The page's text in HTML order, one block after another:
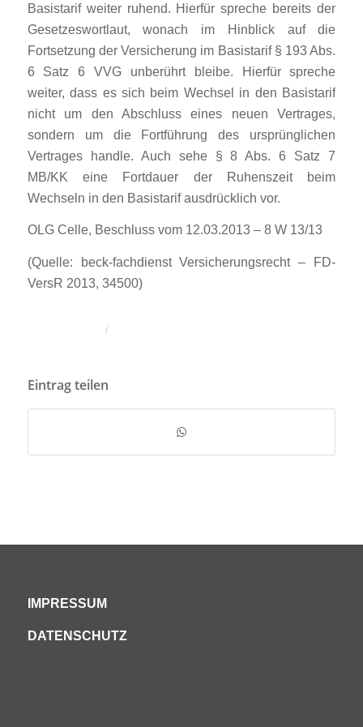
Basistarif weiter ruhend. Hierfür spreche bereits der
Gesetzeswortlaut, wonach im Hinblick auf die
Fortsetzung der Versicherung im Basistarif § 193 Abs.
6 Satz 6 VVG unberührt bleibe. Hierfür spreche
weiter, dass es sich beim Wechsel in den Basistarif
nicht um den Abschluss eines neuen Vertrages,
sondern um die Fortführung des ursprünglichen
Vertrages handle. Auch sehe § 8 Abs. 6 Satz 7
MB/KK eine Fortdauer der Ruhenszeit beim
Wechseln in den Basistarif ausdrücklich vor.
OLG Celle, Beschluss vom 12.03.2013 – 8 W 13/13
(Quelle: beck-fachdienst Versicherungsrecht – FD-
VersR 2013, 34500)
/
Eintrag teilen
IMPRESSUM
DATENSCHUTZ